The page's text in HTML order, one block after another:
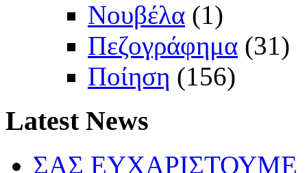
Νουβέλα (1)
Πεζογράφημα (31)
Ποίηση (156)
LatestNews
ΣΑΣ ΕΥΧΑΡΙΣΤΟΥΜΕ